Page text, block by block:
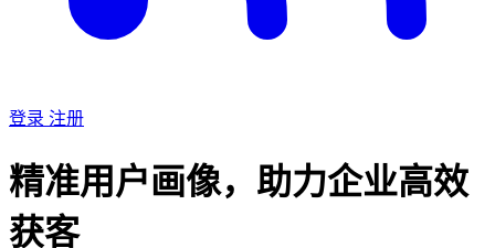
登录 注册
精准用户画像，助力企业高效
获客